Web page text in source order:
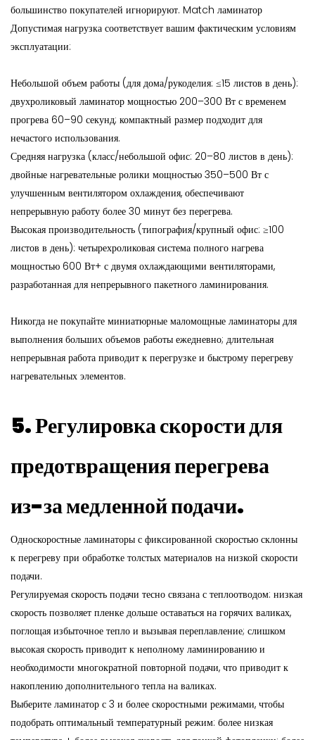
большинство покупателей игнорируют. Match ламинатор
Допустимая нагрузка соответствует вашим фактическим условиям
эксплуатации:
Небольшой объем работы (для дома/рукоделия: ≤15 листов в день):
двухроликовый ламинатор мощностью 200–300 Вт с временем
прогрева 60–90 секунд; компактный размер подходит для
нечастого использования.
Средняя нагрузка (класс/небольшой офис: 20–80 листов в день):
двойные нагревательные ролики мощностью 350–500 Вт с
улучшенным вентилятором охлаждения, обеспечивают
непрерывную работу более 30 минут без перегрева.
Высокая производительность (типография/крупный офис: ≥100
листов в день): четырехроликовая система полного нагрева
мощностью 600 Вт+ с двумя охлаждающими вентиляторами,
разработанная для непрерывного пакетного ламинирования.
Никогда не покупайте миниатюрные маломощные ламинаторы для
выполнения больших объемов работы ежедневно; длительная
непрерывная работа приводит к перегрузке и быстрому перегреву
нагревательных элементов.
5. Регулировка скорости для
предотвращения перегрева
из-за медленной подачи.
Односкоростные ламинаторы с фиксированной скоростью склонны
к перегреву при обработке толстых материалов на низкой скорости
подачи.
Регулируемая скорость подачи тесно связана с теплоотводом: низкая
скорость позволяет пленке дольше оставаться на горячих валиках,
поглощая избыточное тепло и вызывая переплавление; слишком
высокая скорость приводит к неполному ламинированию и
необходимости многократной повторной подачи, что приводит к
накоплению дополнительного тепла на валиках.
Выберите ламинатор с 3 и более скоростными режимами, чтобы
подобрать оптимальный температурный режим: более низкая